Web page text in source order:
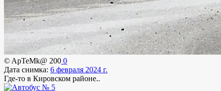
© ApTeMk@ 200 0
Дата снимка: 6 февраля 2024 г.
Где-то в Кировском районе..